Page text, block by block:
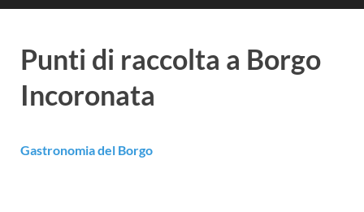
Punti di raccolta a Borgo
Incoronata
Gastronomia del Borgo